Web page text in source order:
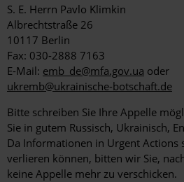
S. E. Herrn Pavlo Klimkin
Albrechtstraße 26
10117 Berlin
Fax: 030-2888 7163
E-Mail: emb_de@mfa.gov.ua oder
ukremb@ukrainische-botschaft.de
Bitte schreiben Sie Ihre Appelle
Sie in gutem Russisch, Ukrainisch,
Da Informationen in Urgent Actions
verlieren können, bitten wir Sie,
keine Appelle mehr zu verschicken.